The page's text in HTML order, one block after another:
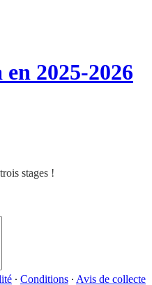
2025-2026
stages !
∙ Conditions ∙ Avis de collecte